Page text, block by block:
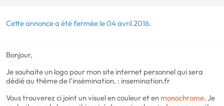
Cette annonce a été fermée le 04 avril 2016.
Bonjour,
Je souhaite un logo pour mon site internet personnel qui sera
dédié au thème de l'insémination. : insemination.fr
Vous trouverez ci joint un visuel en couleur et en monochrome. Je